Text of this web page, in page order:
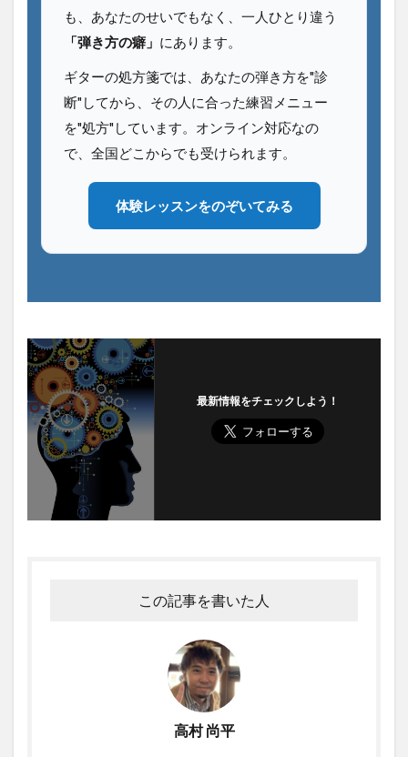
も、あなたのせいでもなく、一人ひとり違う
「弾き方の癖」 にあります。
ギターの処方箋では、あなたの弾き方を"診
断"してから、その人に合った練習メニュー
を"処方"しています。オンライン対応なの
で、全国どこからでも受けられます。
体験レッスンをのぞいてみる
最新情報をチェックしよう！
この記事を書いた人
高村 尚平